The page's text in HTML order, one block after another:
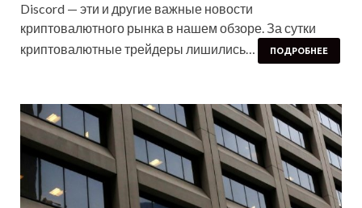
Discord — эти и другие важные новости
криптовалютного рынка в нашем обзоре. За сутки
криптовалютные трейдеры лишились…
ПОДРОБНЕЕ